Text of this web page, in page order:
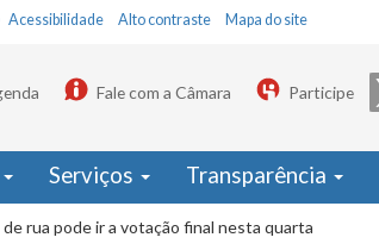
Acessibilidade Alto contraste Mapa do site
Fale com a Câmara Participe
Serviços Transparência
rua pode ir a votação final nesta quarta